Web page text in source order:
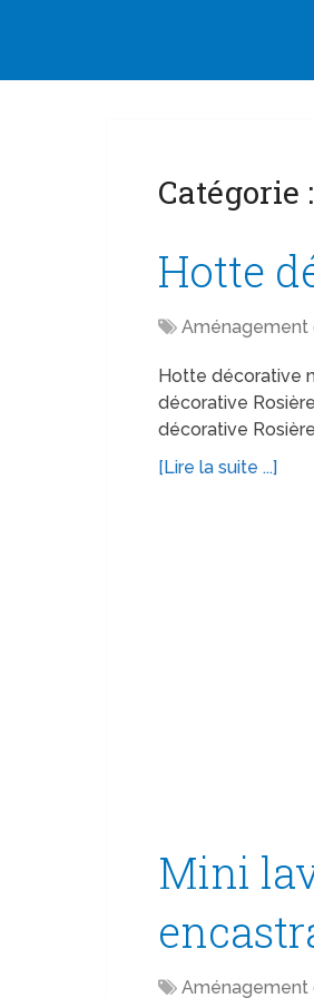
Catégorie :
Hotte
Aménagement
Hotte décorative
décorative
décorative
[Lire la suite ...]
Mini
Aménagement